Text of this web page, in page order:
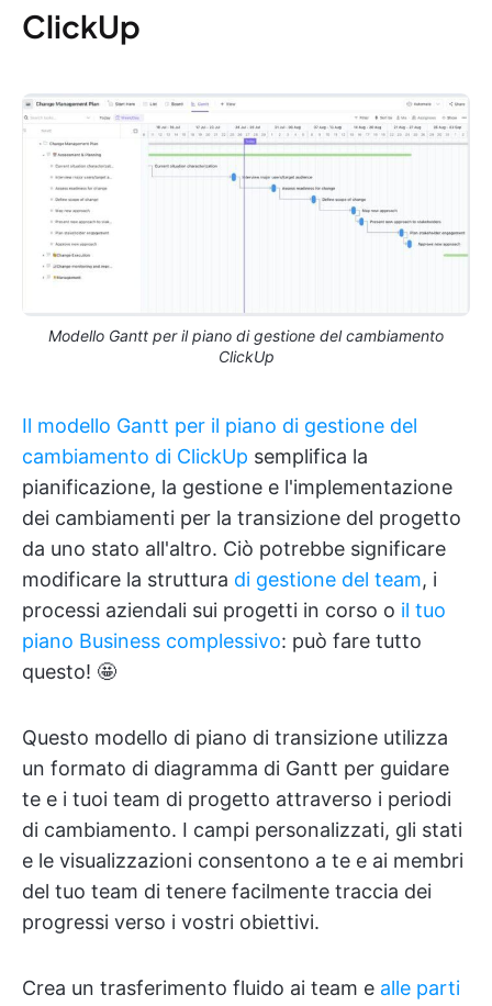
ClickUp
Modello Gantt per il piano di gestione del cambiamento
ClickUp
Il modello Gantt per il piano di gestione del
cambiamento di ClickUp semplifica la
pianificazione, la gestione e l'implementazione
dei cambiamenti per la transizione del progetto
da uno stato all'altro. Ciò potrebbe significare
modificare la struttura di gestione del team, i
processi aziendali sui progetti in corso o il tuo
piano Business complessivo: può fare tutto
questo! 🤩
Questo modello di piano di transizione utilizza
un formato di diagramma di Gantt per guidare
te e i tuoi team di progetto attraverso i periodi
di cambiamento. I campi personalizzati, gli stati
e le visualizzazioni consentono a te e ai membri
del tuo team di tenere facilmente traccia dei
progressi verso i vostri obiettivi.
Crea un trasferimento fluido ai team e alle parti